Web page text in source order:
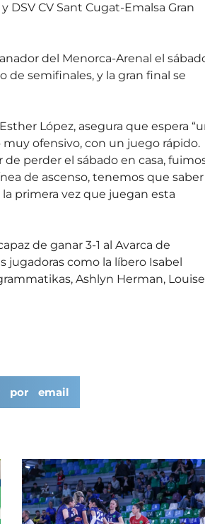
DSV CV Sant Cugat-Emalsa Gran
del Menorca-Arenal el
de semifinales, y la gran final se
López, asegura que espera
muy ofensivo, con un juego rápido.
perder el sábado en casa,
de ascenso, tenemos que saber
primera vez que juegan esta
de ganar 3-1 al Avarca de
jugadoras como la líbero Isabel
Ashlyn Herman, Louise
por email